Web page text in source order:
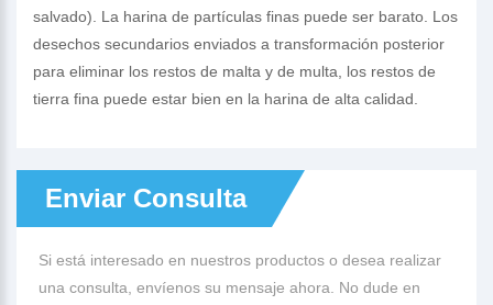
salvado). La harina de partículas finas puede ser barato. Los
desechos secundarios enviados a transformación posterior
para eliminar los restos de malta y de multa, los restos de
tierra fina puede estar bien en la harina de alta calidad.
Enviar Consulta
Si está interesado en nuestros productos o desea realizar
una consulta, envíenos su mensaje ahora. No dude en